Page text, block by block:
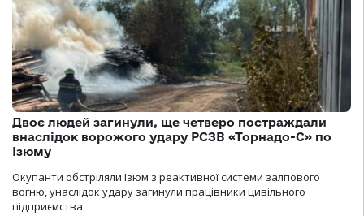
Двоє людей загинули, ще четверо постраждали
внаслідок ворожого удару РСЗВ «Торнадо-С» по
Ізюму
Окупанти обстріляли Ізюм з реактивної системи залпового
вогню, унаслідок удару загинули працівники цивільного
підприємства.